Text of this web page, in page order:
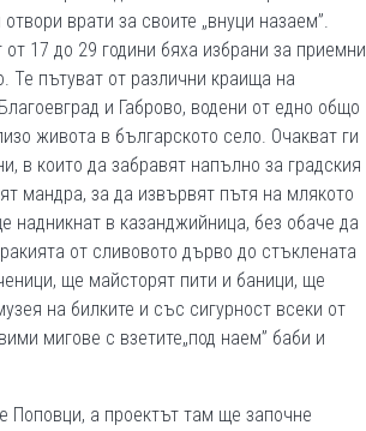
врати за своите „внуци назаем”.
17 до 29 години бяха избрани за приемни
Те пътуват от различни краища на
и Габрово, водени от едно общо
живота в българското село. Очакват ги
в които да забравят напълно за градския
мандра, за да извървят пътя на млякото
надникнат в казанджийница, без обаче да
от сливовото дърво до стъклената
ще майсторят пити и баници, ще
на билките и със сигурност всеки от
мигове с взетите„под наем” баби и
Поповци, а проектът там ще започне